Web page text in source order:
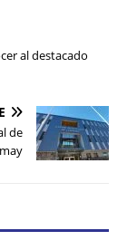
al destacado
de